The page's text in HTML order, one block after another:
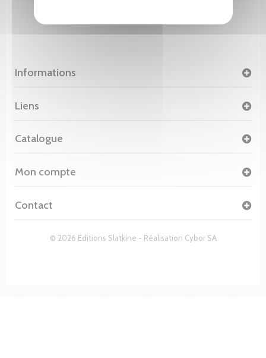
Informations
© 2026 Editions Slatkine - Réalisation Cybor SA
Liens
Catalogue
Mon compte
Contact